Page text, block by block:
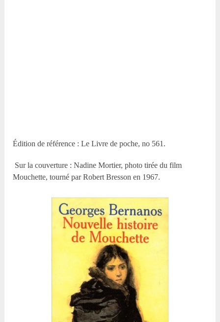
Édition de référence : Le Livre de poche, no 561.
Sur la couverture : Nadine Mortier, photo tirée du film
Mouchette, tourné par Robert Bresson en 1967.